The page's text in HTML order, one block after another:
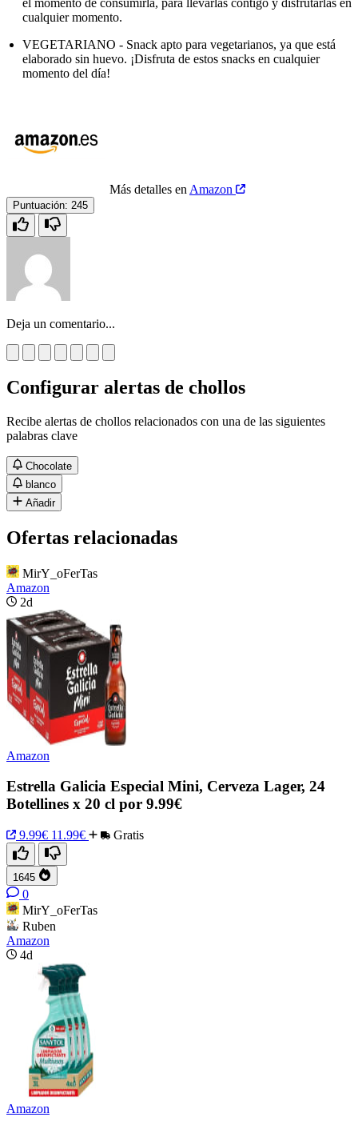
cualquier momento.
VEGETARIANO - Snack apto para vegetarianos, ya que está
elaborado sin huevo. ¡Disfruta de estos snacks en cualquier
momento del día!
Más detalles en Amazon
Puntuación: 245
Deja un comentario...
Configurar alertas de chollos
Recibe alertas de chollos relacionados con una de las siguientes
palabras clave
Chocolate
blanco
Añadir
Ofertas relacionadas
MirY_oFerTas
Amazon
2d
Amazon
Estrella Galicia Especial Mini, Cerveza Lager, 24
Botellines x 20 cl por 9.99€
9.99€ 11.99€ Gratis
1645
0
MirY_oFerTas
Ruben
Amazon
4d
Amazon